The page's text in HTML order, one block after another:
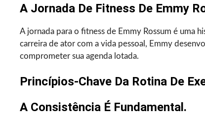
A Jornada De Fitness De Emmy
A jornada para o fitness de Emmy Rossum é uma
carreira de ator com a vida pessoal, Emmy
comprometer sua agenda lotada.
Princípios-Chave Da Rotina De
A Consistência É Fundamental.